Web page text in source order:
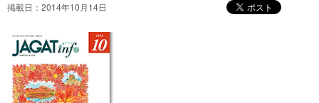
掲載日：2014年10月14日